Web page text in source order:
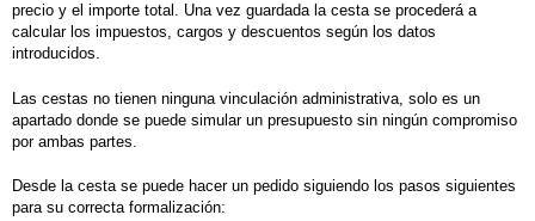
precio y el importe total . Una vez guardada la cesta se procederá a
calcular los impuestos, cargos y descuentos según los datos
introducidos.
Las cestas no tienen ninguna vinculación administrativa, solo es un
apartado donde se puede simular un presupuesto sin ningún compromiso
por ambas partes.
Desde la cesta se puede hacer un pedido siguiendo los pasos siguientes
para su correcta formalización: